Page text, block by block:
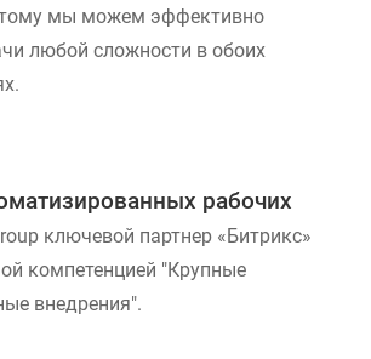
мы можем эффективно
любой сложности в обоих
рабочих
ключевой партнер «Битрикс»
компетенцией "Крупные
внедрения".